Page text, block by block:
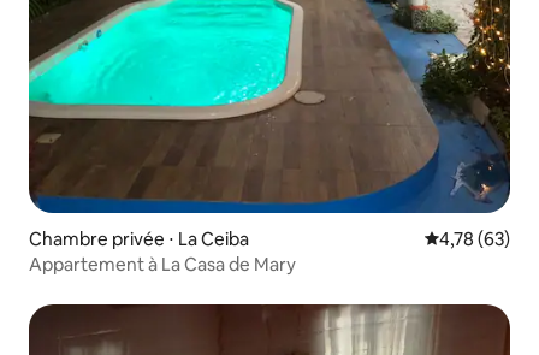
Chambre privée ⋅ La Ceiba Évaluation
4,78 (63)
Appartement à La Casa de Mary